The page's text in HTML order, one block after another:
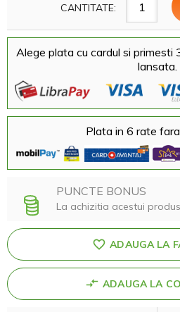
CANTITATE:
Alege plata cu cardul si primesti
lansata.
Plata in 6 rate
PUNCTE BONUS
La achizitia acestui
ADAUGA LA
ADAUGA LA